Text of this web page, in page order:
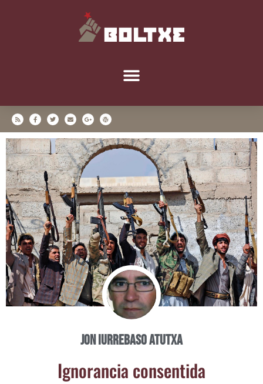
Jon Iurrebaso Atutxa
Igno­ran­cia consentida